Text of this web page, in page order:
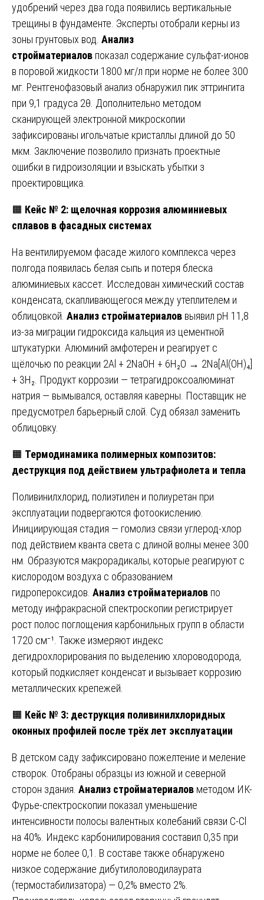
удобрений через два года появились вертикальные
трещины в фундаменте. Эксперты отобрали керны из
зоны грунтовых вод. Анализ
стройматериалов показал содержание сульфат-ионов
в поровой жидкости 1800 мг/л при норме не более 300
мг. Рентгенофазовый анализ обнаружил пик эттрингита
при 9,1 градуса 2θ. Дополнительно методом
сканирующей электронной микроскопии
зафиксированы игольчатые кристаллы длиной до 50
мкм. Заключение позволило признать проектные
ошибки в гидроизоляции и взыскать убытки з
проектировщика.
🟧 Кейс № 2: щелочная коррозия алюминиевых
сплавов в фасадных системах
На вентилируемом фасаде жилого комплекса через
полгода появилась белая сыпь и потеря блеска
алюминиевых кассет. Исследован химический состав
конденсата, скапливающегося между утеплителем и
облицовкой. Анализ стройматериалов выявил pH 11,8
из-за миграции гидроксида кальция из цементной
штукатурки. Алюминий амфотерен и реагирует с
щёлочью по реакции 2Al + 2NaOH + 6H₂O → 2Na[Al(OH)₄]
+ 3H₂. Продукт коррозии — тетрагидроксоалюминат
натрия — вымывался, оставляя каверны. Поставщик не
предусмотрел барьерный слой. Суд обязал заменить
облицовку.
🟧 Термодинамика полимерных композитов:
деструкция под действием ультрафиолета и тепла
Поливинилхлорид, полиэтилен и полиуретан при
эксплуатации подвергаются фотоокислению.
Инициирующая стадия — гомолиз связи углерод-хлор
под действием кванта света с длиной волны менее 300
нм. Образуются макрорадикалы, которые реагируют с
кислородом воздуха с образованием
гидропероксидов. Анализ стройматериалов по
методу инфракрасной спектроскопии регистрирует
рост полос поглощения карбонильных групп в области
1720 см⁻¹. Также измеряют индекс
дегидрохлорирования по выделению хлороводорода,
который подкисляет конденсат и вызывает коррозию
металлических крепежей.
🟧 Кейс № 3: деструкция поливинилхлоридных
оконных профилей после трёх лет эксплуатации
В детском саду зафиксировано пожелтение и меление
створок. Отобраны образцы из южной и северной
сторон здания. Анализ стройматериалов методом ИК-
Фурье-спектроскопии показал уменьшение
интенсивности полосы валентных колебаний связи C-Cl
на 40%. Индекс карбонилирования составил 0,35 при
норме не более 0,1. В составе также обнаружено
низкое содержание дибутилоловодилаурата
(термостабилизатора) — 0,2% вместо 2%.